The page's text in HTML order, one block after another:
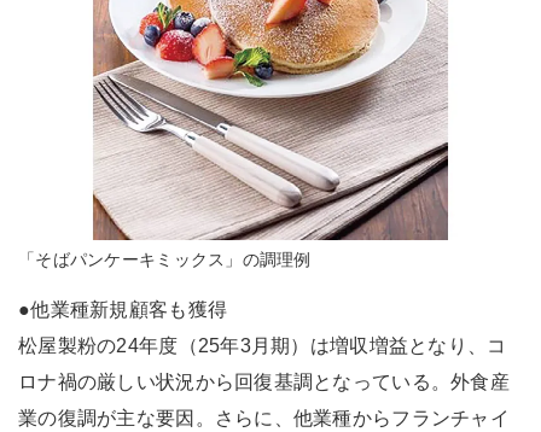
「そばパンケーキミックス」の調理例
●他業種新規顧客も獲得
松屋製粉の24年度（25年3月期）は増収増益となり、コ
ロナ禍の厳しい状況から回復基調となっている。外食産
業の復調が主な要因。さらに、他業種からフランチャイ